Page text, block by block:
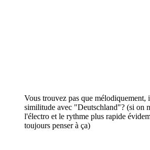
Vous trouvez pas que mélodiquement,
similitude avec "Deutschland"? (si on
l'électro et le rythme plus rapide
toujours penser à ça)